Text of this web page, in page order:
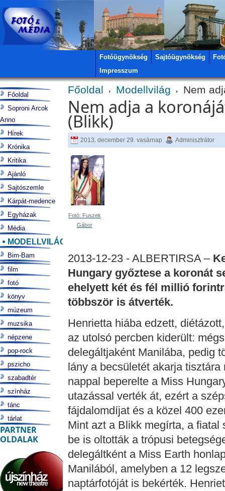
Fotóügynökség Sajtóügynökség
Impresszum
Főoldal Modellvilág Nem
Nem adja a
(Blikk)
2013. december 29. vasárnap Adminisztrátor
Fotó: Fuszek
Gábor
2013-12-23 - ALBERTIRSA –
Hungary győztese a koronát
ehelyett két és fél millió
többször is átverték.
Henrietta hiába edzett,
az utolsó percben kiderült:
delegáltjaként Manilába, pedig
lány a becsületét akarja
nappal beperelte a Miss
utazással verték át, ezért a
fájdalomdíjat és a közel 400
Mint azt a Blikk megírta, a
be is oltották a trópusi
delegáltként a Miss Earth
Manilából, amelyben a 12
naptárfotóját is bekérték.
Főoldal
Soproni Arcok
Anno
Hírek
Krónika
Kritika
Ajánló
Sajtószemle
Kárpát-medence
Egyházak
Média
MODELLVILÁG
Bim-Bam
film
fotó
könyv
múzeum
muzsika
népzene
pop-rock
pszicho
szabadtér
színház
tánc
tárlat
PARTNER
OLDALAK